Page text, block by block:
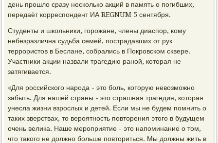
день прошло сразу несколько акций в память о погибших,
передаёт корреспондент ИА REGNUM 5 сентября.
Студенты и школьники, горожане, члены диаспор, кому
небезразлична судьба семей, пострадавших от рук
террористов в Беслане, собрались в Покровском сквере.
Участники акции назвали трагедию раной, которая не
затягивается.
«Для российского народа - это боль, которую невозможно
забыть. Для нашей страны - это страшная трагедия, которая
унесла жизни взрослых и детей. Если мы не будем помнить о
таких зверствах, то вероятность повторения этого в будущем
очень велика. Наше мероприятие - это напоминание о том,
что такого не должно больше повториться. Мы должны жить в